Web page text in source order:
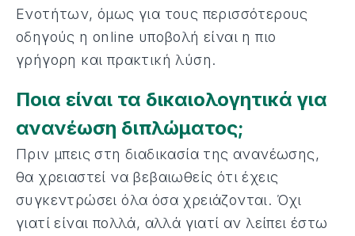
Ενοτήτων, όμως για τους περισσότερους
οδηγούς η online υποβολή είναι η πιο
γρήγορη και πρακτική λύση.
Ποια είναι τα δικαιολογητικά για
ανανέωση διπλώματος;
Πριν μπεις στη διαδικασία της ανανέωσης,
θα χρειαστεί να βεβαιωθείς ότι έχεις
συγκεντρώσει όλα όσα χρειάζονται. Όχι
γιατί είναι πολλά, αλλά γιατί αν λείπει έστω